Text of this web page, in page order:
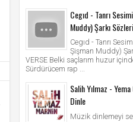
Cegıd - Tanrı
Muddy) Şarkı
Cegıd - Tanrı
Şişman Muddy)
VERSE Belki saçlarım huzur
Sürdürücem rap ...
Salih Yılmaz -
Dinle
Müzik dinlemeyi